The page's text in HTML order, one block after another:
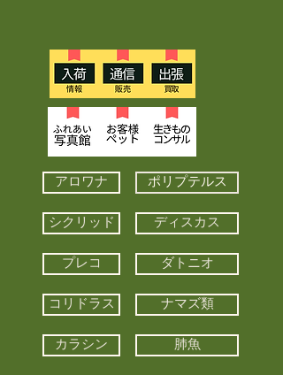
アロワナ ポリプテルス
シクリッド ディスカス
プレコ ダトニオ
コリドラス ナマズ類
カラシン 肺魚